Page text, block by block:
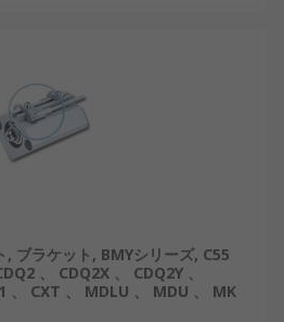
, ブラケット, BMYシリーズ, C55
、 CDQ2X 、 CDQ2Y 、
、 CXT 、 MDLU 、 MDU 、 MK